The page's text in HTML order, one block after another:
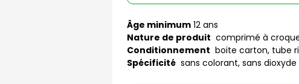
Âge minimum 12 ans
Nature de produit comprimé à
Conditionnement boite carton, tube
Spécificité sans colorant, sans